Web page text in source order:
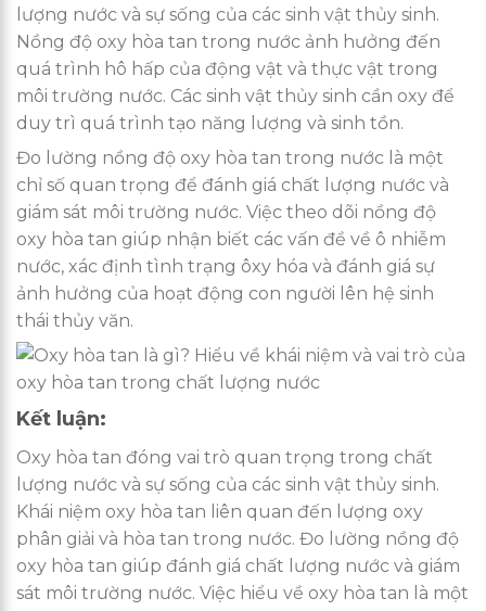
lượng nước và sự sống của các sinh vật thủy sinh.
Nồng độ oxy hòa tan trong nước ảnh hưởng đến
quá trình hô hấp của động vật và thực vật trong
môi trường nước. Các sinh vật thủy sinh cần oxy để
duy trì quá trình tạo năng lượng và sinh tồn.
Đo lường nồng độ oxy hòa tan trong nước là một
chỉ số quan trọng để đánh giá chất lượng nước và
giám sát môi trường nước. Việc theo dõi nồng độ
oxy hòa tan giúp nhận biết các vấn đề về ô nhiễm
nước, xác định tình trạng ôxy hóa và đánh giá sự
ảnh hưởng của hoạt động con người lên hệ sinh
thái thủy văn.
Kết luận:
Oxy hòa tan đóng vai trò quan trọng trong chất
lượng nước và sự sống của các sinh vật thủy sinh.
Khái niệm oxy hòa tan liên quan đến lượng oxy
phân giải và hòa tan trong nước. Đo lường nồng độ
oxy hòa tan giúp đánh giá chất lượng nước và giám
sát môi trường nước. Việc hiểu về oxy hòa tan là một